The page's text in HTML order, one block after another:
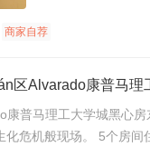
商家自荐
区Alvarado康普马
康普马理工大学城黑心
危机般现场。 5个房